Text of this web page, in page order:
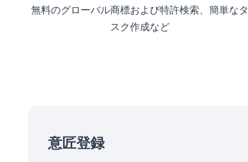
無料のグローバル商標および特許検索、簡単なタ
スク作成など
意匠登録